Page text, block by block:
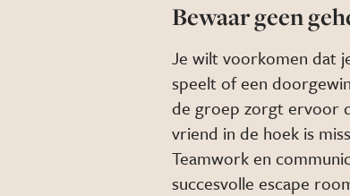
Bewaar geen
Je wilt voorkomen dat
speelt of een
de groep zorgt ervoor
vriend in de hoek is
Teamwork en
succesvolle escape